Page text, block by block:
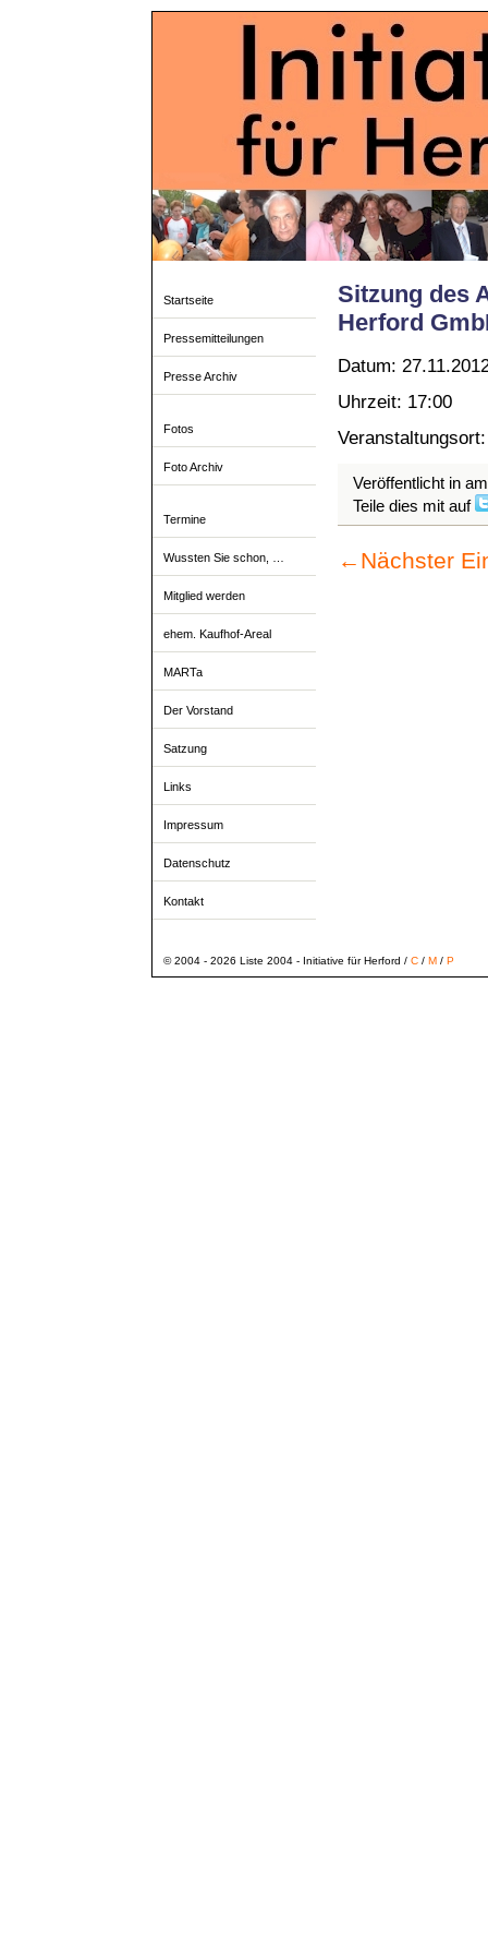
Startseite
Pressemitteilungen
Presse Archiv
Fotos
Foto Archiv
Termine
Wussten Sie schon, …
Mitglied werden
ehem. Kaufhof-Areal
MARTa
Der Vorstand
Satzung
Links
Impressum
Datenschutz
Kontakt
Sitzung des
Herford
Datum:
Uhrzeit: 17:00
Veröffentlicht in
Teile dies mit auf
← Nächster
© 2004 - 2026 Liste 2004 - Initiative für Herford / C/ M/ P